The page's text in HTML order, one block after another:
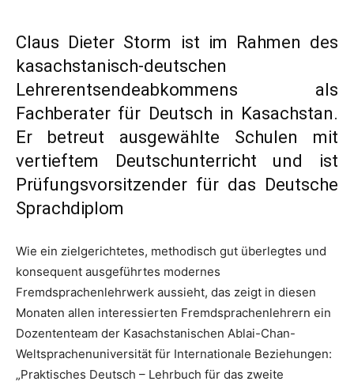
Claus Dieter Storm ist im Rahmen des
kasachstanisch-deutschen
Lehrerentsendeabkommens als
Fachberater für Deutsch in Kasachstan.
Er betreut ausgewählte Schulen mit
vertieftem Deutschunterricht und ist
Prüfungsvorsitzender für das Deutsche
Sprachdiplom
Wie ein zielgerichtetes, methodisch gut überlegtes und
konsequent ausgeführtes modernes
Fremdsprachenlehrwerk aussieht, das zeigt in diesen
Monaten allen interessierten Fremdsprachenlehrern ein
Dozententeam der Kasachstanischen Ablai-Chan-
Weltsprachenuniversität für Internationale Beziehungen:
„Praktisches Deutsch – Lehrbuch für das zweite